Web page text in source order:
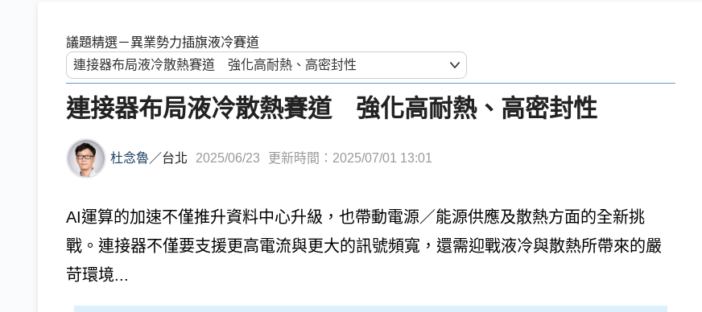
議題精選－異業勢力插旗液冷賽道
連接器布局液冷散熱賽道 強化高耐熱、高密封性
杜念魯／台北 2025/06/23 更新時間：2025/07/01 13:01
AI運算的加速不僅推升資料中心升級，也帶動電源／能源供應及散熱方面的全新挑
戰。連接器不僅要支援更高電流與更大的訊號頻寬，還需迎戰液冷與散熱所帶來的嚴
苛環境...